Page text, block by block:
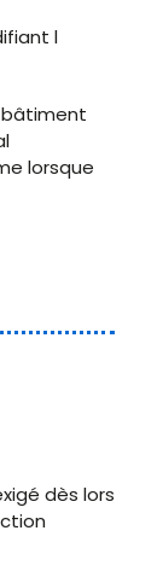
l
bâtiment
lorsque
dès lors